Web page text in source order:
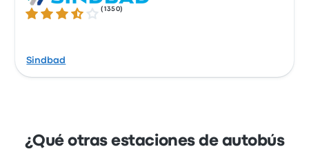
3.6 de 5 estrellas
(1350)
Sindbad
¿Qué otras estaciones de autobús